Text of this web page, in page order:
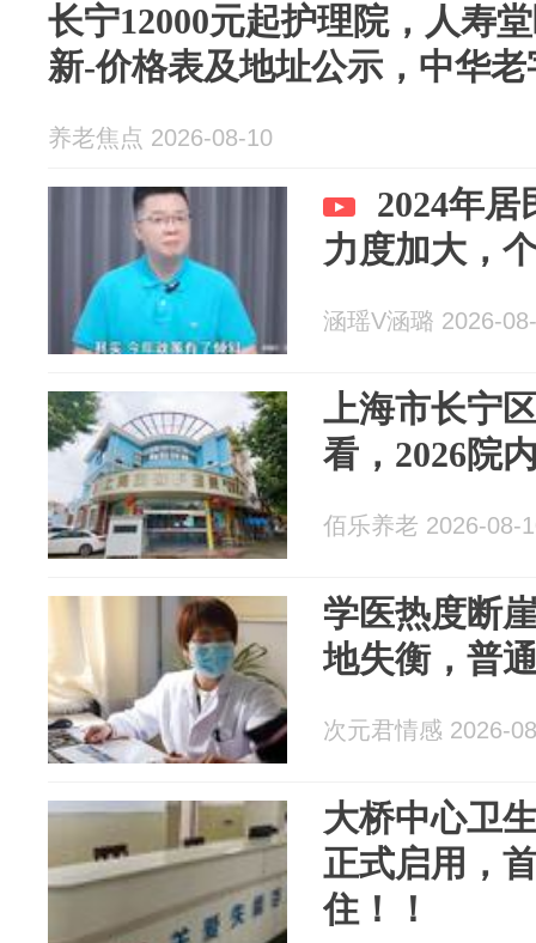
长宁12000元起护理院，人寿
新-价格表及地址公示，中华
养老焦点 2026-08-10
2024年
力度加大，
涵瑶V涵璐 2026-
上海市长宁
看，2026院
佰乐养老 2026-08-
学医热度断
地失衡，普
次元君情感 2026-
大桥中心卫
正式启用，
住！！